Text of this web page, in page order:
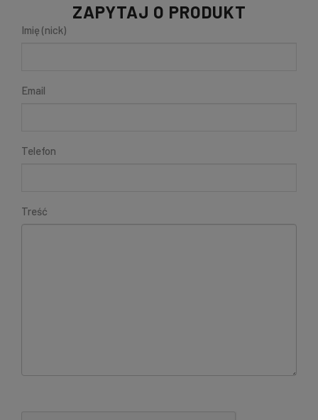
ZAPYTAJ O PRODUKT
Imię (nick)
Email
Telefon
Treść